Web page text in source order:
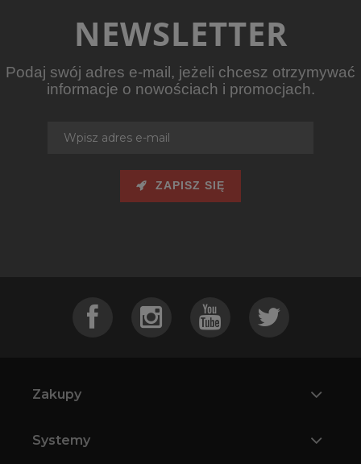
NEWSLETTER
Podaj swój adres e-mail, jeżeli chcesz otrzymywać
informacje o nowościach i promocjach.
ZAPISZ SIĘ
Zakupy
Systemy